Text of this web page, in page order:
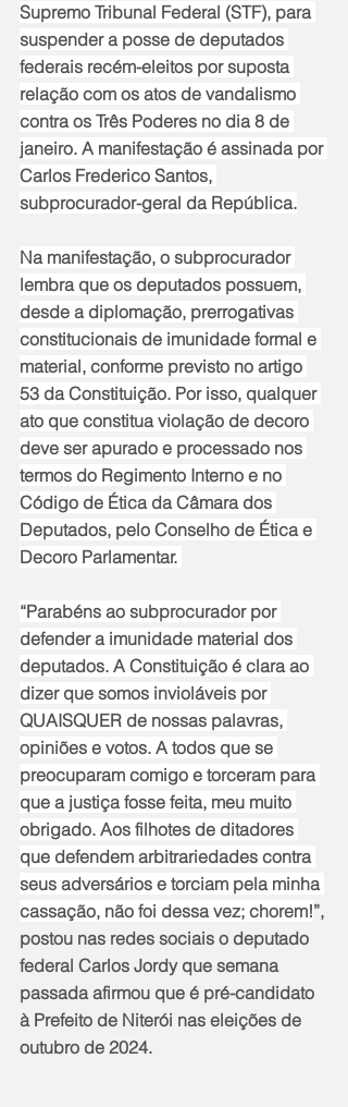
Supremo Tribunal Federal (STF), para
suspender a posse de deputados
federais recém-eleitos por suposta
relação com os atos de vandalismo
contra os Três Poderes no dia 8 de
janeiro. A manifestação é assinada por
Carlos Frederico Santos,
subprocurador-geral da República.
Na manifestação, o subprocurador
lembra que os deputados possuem,
desde a diplomação, prerrogativas
constitucionais de imunidade formal e
material, conforme previsto no artigo
53 da Constituição. Por isso, qualquer
ato que constitua violação de decoro
deve ser apurado e processado nos
termos do Regimento Interno e no
Código de Ética da Câmara dos
Deputados, pelo Conselho de Ética e
Decoro Parlamentar.
“Parabéns ao subprocurador por
defender a imunidade material dos
deputados. A Constituição é clara ao
dizer que somos invioláveis por
QUAISQUER de nossas palavras,
opiniões e votos. A todos que se
preocuparam comigo e torceram para
que a justiça fosse feita, meu muito
obrigado. Aos filhotes de ditadores
que defendem arbitrariedades contra
seus adversários e torciam pela minha
cassação, não foi dessa vez; chorem!”,
postou nas redes sociais o deputado
federal Carlos Jordy que semana
passada afirmou que é pré-candidato
à Prefeito de Niterói nas eleições de
outubro de 2024.